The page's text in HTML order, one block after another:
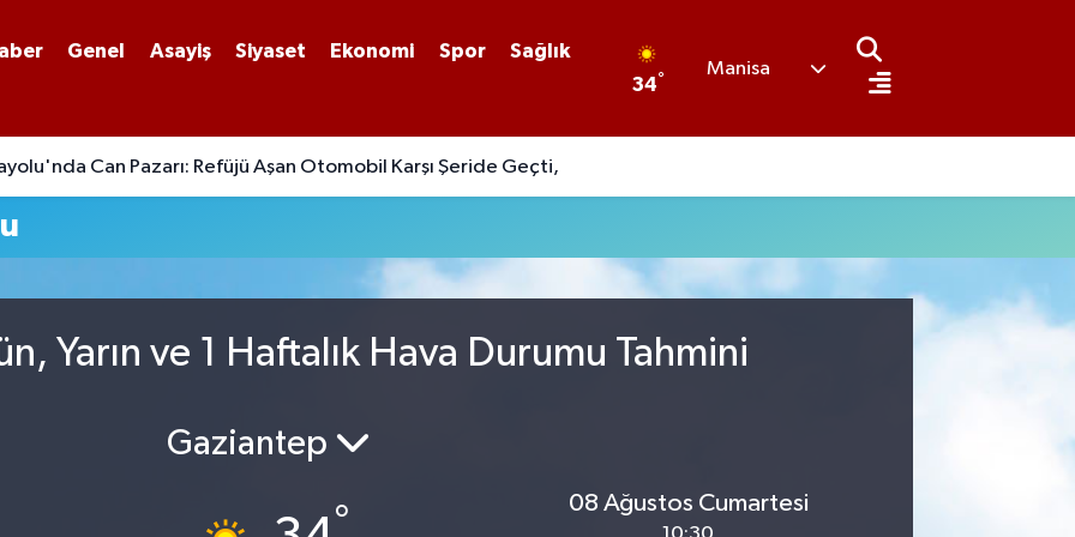
Genel Asayiş Siyaset Ekonomi Spor
Sağlık
34°
Manisa
Can Pazarı: Refüjü Aşan Otomobil Karşı Şeride Geçti,
Yarın ve 1 Haftalık Hava Durumu Tahmini
Gaziantep
°
08 Ağustos Cumartesi